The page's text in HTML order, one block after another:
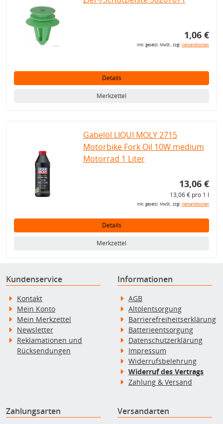
1,06 €
inkl. gesetzl. MwSt., zzgl.Versandkosten
Details
Merkzettel
Gabelöl LIQUI MOLY 2715
Motorbike Fork Oil 10W medium
Motorrad 1 Liter
13,06 €
13,06 € pro 1 l
inkl. gesetzl. MwSt., zzgl.Versandkosten
Details
Merkzettel
Kundenservice
Kontakt
Mein Konto
Mein Merkzettel
Newsletter
Reklamationen und
Rücksendungen
Informationen
AGB
Altölentsorgung
Barrierefreiheitserklärung
Batterieentsorgung
Datenschutzerklärung
Impressum
Widerrufsbelehrung
Widerruf des Vertrags
Zahlung & Versand
Zahlungsarten Versandarten